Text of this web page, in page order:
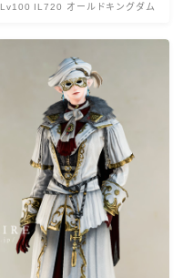
Lv100 IL720 オールドキングダム